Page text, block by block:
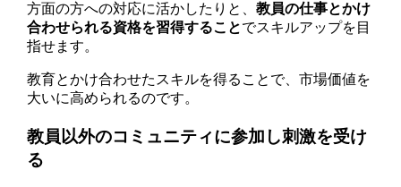
方面の方への対応に活かしたりと、教員の仕事とかけ
合わせられる資格を習得することでスキルアップを目
指せます。
教育とかけ合わせたスキルを得ることで、市場価値を
大いに高められるのです。
教員以外のコミュニティに参加し刺激を受け
る